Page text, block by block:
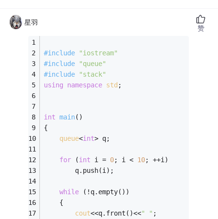
星羽
#include
"iostream"
#include
"queue"
#include
"stack"
using
namespace std ;
int main()
{
queue<int> q;
for (int i = 0; i < 10; ++i)
        q.push(i);
while (!q.empty())
    {
cout<<q.front()<<" " ;
赞